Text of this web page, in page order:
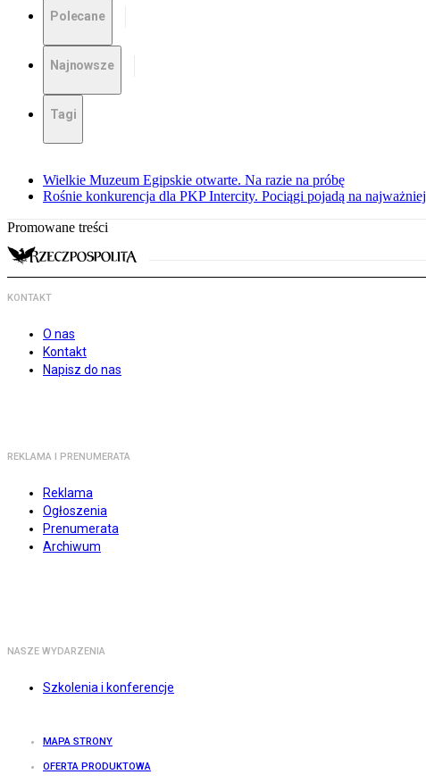
Polecane
Najnowsze
Tagi
Wielkie Muzeum Egipskie otwarte. Na razie na próbę
Rośnie konkurencja dla PKP Intercity. Pociągi pojadą na
Promowane treści
KONTAKT
O nas
Kontakt
Napisz do nas
REKLAMA I PRENUMERATA
Reklama
Ogłoszenia
Prenumerata
Archiwum
NASZE WYDARZENIA
Szkolenia i konferencje
MAPA STRONY
OFERTA PRODUKTOWA